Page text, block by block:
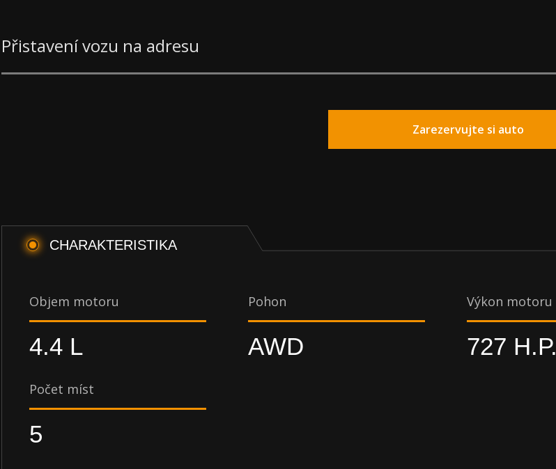
Přistavení vozu na adresu
Zarezervujte si auto
727 H.P.
Výkon motoru
4.4 L
Objem motoru
CHARAKTERISTIKA
AWD
Pohon
5
Počet míst